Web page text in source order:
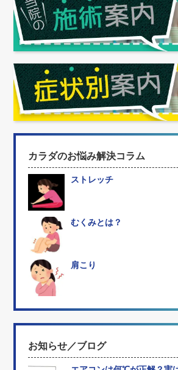
カラダのお悩み解決コラム
ストレッチ
むくみとは？
肩こり
お知らせ／ブログ